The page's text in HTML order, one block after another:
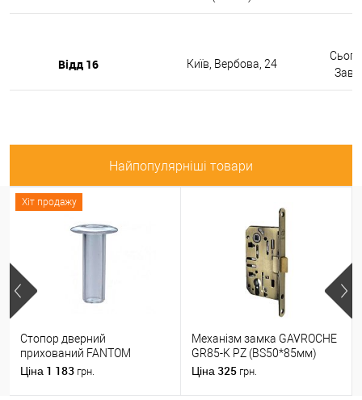
Відд 16 Київ, Вербова, 24
Найпопулярніші товари
Хіт продажу
Стопор дверний
прихований FANTOM
PREMIUM магнітний
Ціна 1 183 грн.
Механізм замка GAVROCHE
GR85-K PZ (BS50*85мм)
пласт.язичок AB бронза
Ціна 325 грн.